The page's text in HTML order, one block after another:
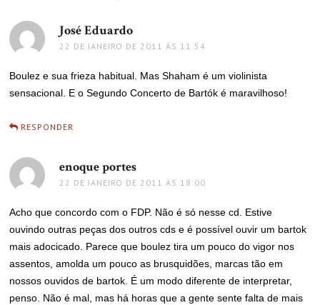
José Eduardo
22 DE JANEIRO DE 2011 ÀS 11:54
Boulez e sua frieza habitual. Mas Shaham é um violinista
sensacional. E o Segundo Concerto de Bartók é maravilhoso!
RESPONDER
enoque portes
22 DE JANEIRO DE 2011 ÀS 18:00
Acho que concordo com o FDP. Não é só nesse cd. Estive
ouvindo outras peças dos outros cds e é possível ouvir um bartok
mais adocicado. Parece que boulez tira um pouco do vigor nos
assentos, amolda um pouco as brusquidões, marcas tão em
nossos ouvidos de bartok. É um modo diferente de interpretar,
penso. Não é mal, mas há horas que a gente sente falta de mais